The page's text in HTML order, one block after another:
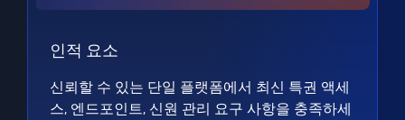
인적 요소
신뢰할 수 있는 단일 플랫폼에서 최신 특권 액세
스, 엔드포인트, 신원 관리 요구 사항을 충족하세